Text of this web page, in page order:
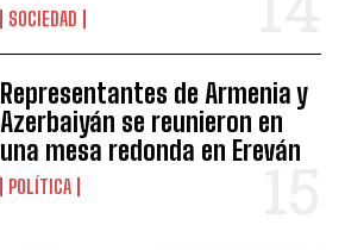
SOCIEDAD
Representantes de Armenia y
Azerbaiyán se reunieron en
una mesa redonda en Ereván
POLÍTICA